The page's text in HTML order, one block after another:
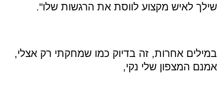
שילך לאיש מקצוע לווסת את הרגשות שלו".
במילים אחרות, זה בדיוק כמו שמחקתי רק אצלי,
אמנם המצפון שלי נקי,